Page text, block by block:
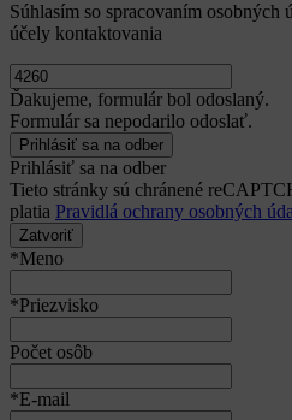
Súhlasím so spracovaním osobných
účely kontaktovania
Ďakujeme, formulár bol odoslaný.
Formulár sa nepodarilo odoslať.
Prihlásiť sa na odber
Tieto stránky sú chránené
platia Pravidlá ochrany osobných
Zatvoriť
*Meno
*Priezvisko
Počet osôb
*E-mail